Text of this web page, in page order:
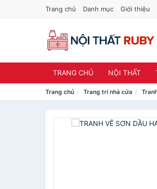
Trang chủ Danh mục Giới thiệu
TRANG CHỦ NỘI THẤT
Trang chủ Trang trí nhà cửa